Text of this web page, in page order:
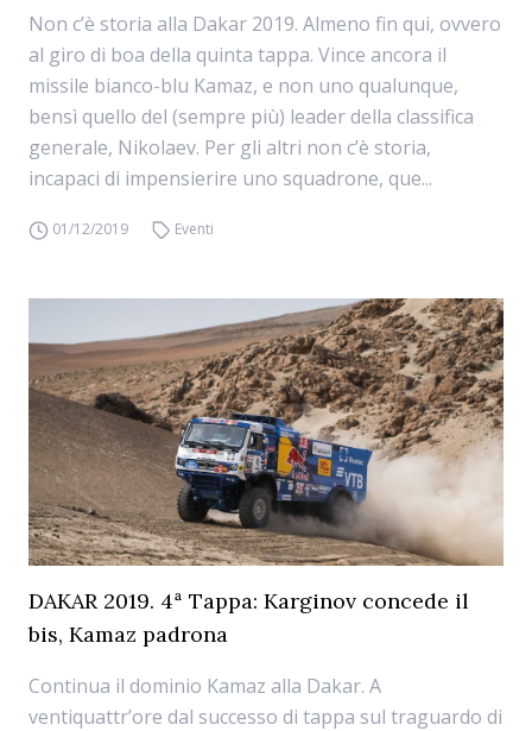
Non c’è storia alla Dakar 2019. Almeno fin qui, ovvero
al giro di boa della quinta tappa. Vince ancora il
missile bianco-blu Kamaz, e non uno qualunque,
bensì quello del (sempre più) leader della classifica
generale, Nikolaev. Per gli altri non c’è storia,
incapaci di impensierire uno squadrone, que...
01/12/2019 Eventi
DAKAR 2019. 4ª Tappa: Karginov concede il
bis, Kamaz padrona
Continua il dominio Kamaz alla Dakar. A
ventiquattr’ore dal successo di tappa sul traguardo di